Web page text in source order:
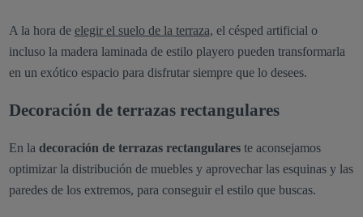
A la hora de elegir el suelo de la terraza, el césped artificial o
incluso la madera laminada de estilo playero pueden transformarla
en un exótico espacio para disfrutar siempre que lo desees.
Decoración de terrazas rectangulares
En la decoración de terrazas rectangulareste aconsejamos
optimizar la distribución de muebles y aprovechar las esquinas y las
paredes de los extremos, para conseguir el estilo que buscas.